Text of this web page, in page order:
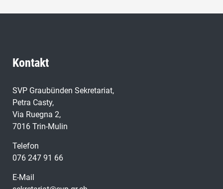
Kontakt
SVP Graubünden Sekretariat,
Petra Casty,
Via Ruegna 2,
7016 Trin-Mulin
Telefon
076 247 91 66
E-Mail